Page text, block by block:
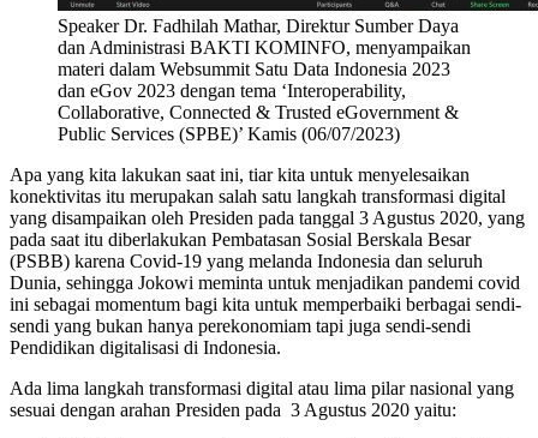
Speaker Dr. Fadhilah Mathar, Direktur Sumber Daya
dan Administrasi BAKTI KOMINFO, menyampaikan
materi dalam Websummit Satu Data Indonesia 2023
dan eGov 2023 dengan tema ‘Interoperability,
Collaborative, Connected & Trusted eGovernment &
Public Services (SPBE)’ Kamis (06/07/2023)
Apa yang kita lakukan saat ini, tiar kita untuk menyelesaikan
konektivitas itu merupakan salah satu langkah transformasi digital
yang disampaikan oleh Presiden pada tanggal 3 Agustus 2020, yang
pada saat itu diberlakukan Pembatasan Sosial Berskala Besar
(PSBB) karena Covid-19 yang melanda Indonesia dan seluruh
Dunia, sehingga Jokowi meminta untuk menjadikan pandemi covid
ini sebagai momentum bagi kita untuk memperbaiki berbagai sendi-
sendi yang bukan hanya perekonomiam tapi juga sendi-sendi
Pendidikan digitalisasi di Indonesia.
Ada lima langkah transformasi digital atau lima pilar nasional yang
sesuai dengan arahan Presiden pada 3 Agustus 2020 yaitu: